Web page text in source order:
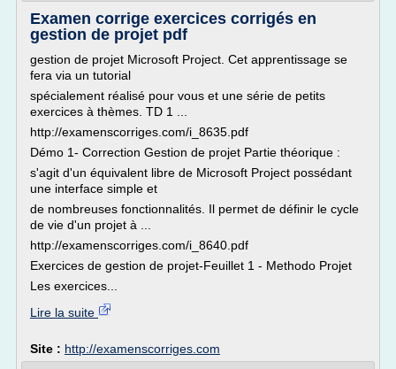
Examen corrige exercices corrigés en
gestion de projet pdf
gestion de projet Microsoft Project. Cet apprentissage se
fera via un tutorial
spécialement réalisé pour vous et une série de petits
exercices à thèmes. TD 1 ...
http://examenscorriges.com/i_8635.pdf
Démo 1- Correction Gestion de projet Partie théorique :
s'agit d'un équivalent libre de Microsoft Project possédant
une interface simple et
de nombreuses fonctionnalités. Il permet de définir le cycle
de vie d'un projet à ...
http://examenscorriges.com/i_8640.pdf
Exercices de gestion de projet-Feuillet 1 - Methodo Projet
Les exercices...
Lire la suite
Site : http://examenscorriges.com